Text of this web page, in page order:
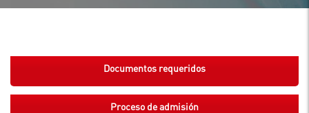
Documentos requeridos
Proceso de admisión